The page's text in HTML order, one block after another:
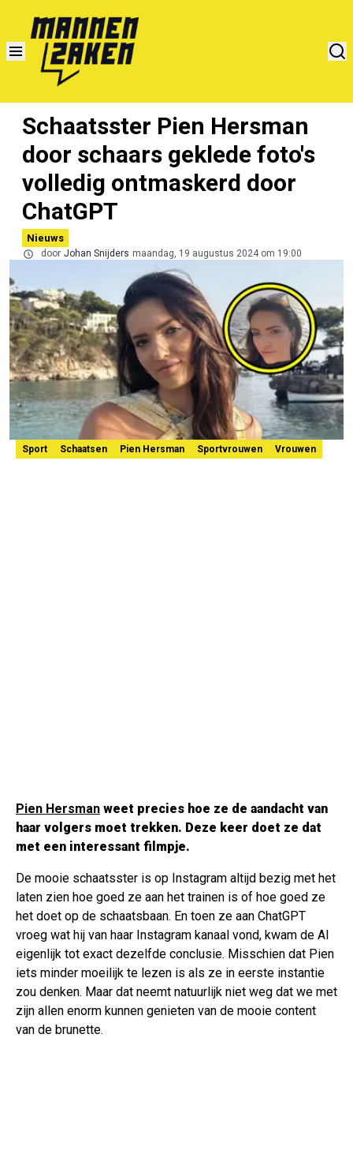
Schaatsster Pien Hersman
door schaars geklede foto's
volledig ontmaskerd door
ChatGPT
Nieuws
door Johan Snijders maandag, 19 augustus 2024 om 19:00
Sport Schaatsen Pien Hersman Sportvrouwen Vrouwen
Pien Hersman weet precies hoe ze de aandacht van
haar volgers moet trekken. Deze keer doet ze dat
met een interessant filmpje.
De mooie schaatsster is op Instagram altijd bezig met het
laten zien hoe goed ze aan het trainen is of hoe goed ze
het doet op de schaatsbaan. En toen ze aan ChatGPT
vroeg wat hij van haar Instagram kanaal vond, kwam de AI
eigenlijk tot exact dezelfde conclusie. Misschien dat Pien
iets minder moeilijk te lezen is als ze in eerste instantie
zou denken. Maar dat neemt natuurlijk niet weg dat we met
zijn allen enorm kunnen genieten van de mooie content
van de brunette.